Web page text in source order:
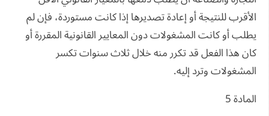
الأقرب للنتيجة أو إعادة تصديرها إذا كانت مستوردة، فإن لم
يطلب أو كانت المشغولات دون المعايير القانونية المقررة أو
كان هذا الفعل قد تكرر منه خلال ثلاث سنوات تكسر
المشغولات وترد إليه.
المادة 5